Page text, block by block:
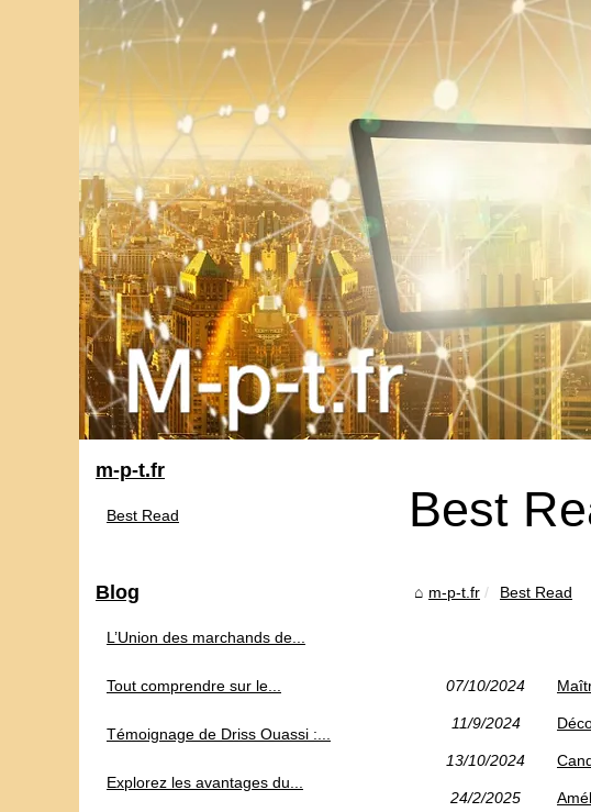
Best
m-p-t.fr Best Read
07/10/2024
11/9/2024
13/10/2024
24/2/2025
m-p-t.fr
Best Read
Blog
L’Union des marchands de...
Tout comprendre sur le...
Témoignage de Driss Ouassi :...
Explorez les avantages du...